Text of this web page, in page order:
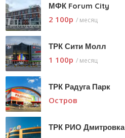
МФК Forum City
2 100p / месяц
ТРК Сити Молл
1 100p / месяц
ТРК Радуга Парк
Остров
ТРК РИО Дмитровка